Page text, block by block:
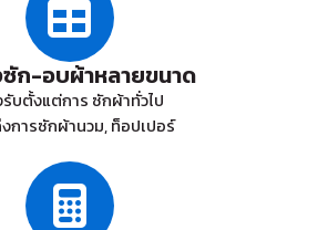
ซัก-อบผ้าหลายขนาด
บตั้งแต่การ ซักผ้าทั่วไป
การซักผ้านวม, ท็อปเปอร์